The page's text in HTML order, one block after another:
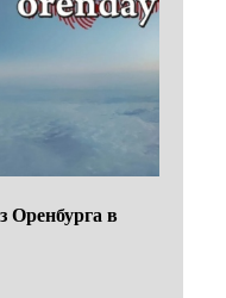
Оренбурга в